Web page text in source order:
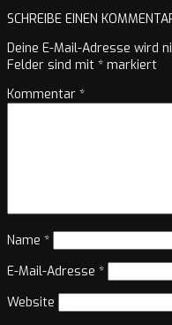
SCHREIBE EINEN
Deine E-Mail-Adresse wird
Felder sind mit * markiert
Kommentar *
Name *
E-Mail-Adresse *
Website